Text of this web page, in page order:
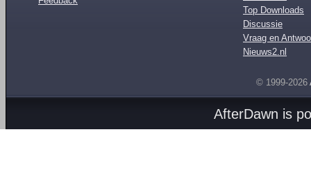
Top Downloads
Discussie
Vraag en
Nieuws2.nl
© 1999-2026
AfterDawn is